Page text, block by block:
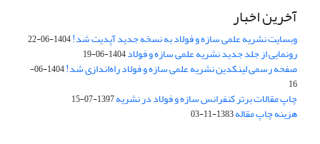
آخرین اخبار
وبسایت نشریه علمی سازه و فولاد به نسخه جدید آپدیت شد!1404-06-22
رونمایی از جلد جدید نشریه علمی سازه و فولاد1404-06-19
صفحه رسمی لینکدین نشریه علمی سازه و فولاد راه‌اندازی شد!
1404-06-
16
چاپ مقالات برتر کنفرانس سازه و فولاد در نشریه1397-07-15
هزینه چاپ مقاله1383-11-03